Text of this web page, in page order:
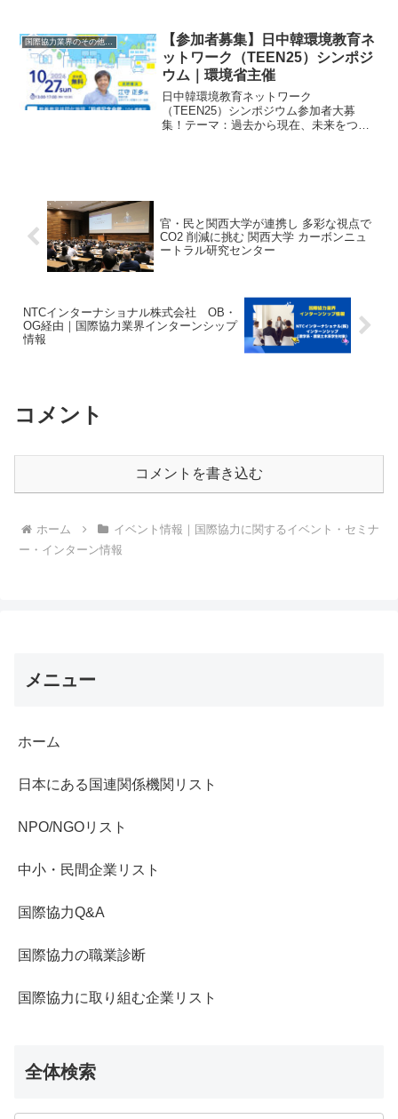
す。こうした現場で自身の医療スキルを
生かしたい方に向け、それ...
国際協力業界のその他のイベント
【参加者募集】日中韓環境教育ネ
ットワーク（TEEN25）シンポジ
ウム｜環境省主催
日中韓環境教育ネットワーク
（TEEN25）シンポジウム参加者大募
集！テーマ：過去から現在、未来をつな
官・民と関西大学が連携し 多彩な視点で
CO2 削減に挑む 関西大学 カーボンニュ
ートラル研究センター
NTCインターナショナル株式会社 OB・
OG経由｜国際協力業界インターンシップ
情報
コメント
コメントを書き込む
ホーム
イベント情報｜国際協力に関するイベント・セミナ
ー・インターン情報
メニュー
ホーム
日本にある国連関係機関リスト
NPO/NGOリスト
中小・民間企業リスト
国際協力Q&A
国際協力の職業診断
国際協力に取り組む企業リスト
全体検索